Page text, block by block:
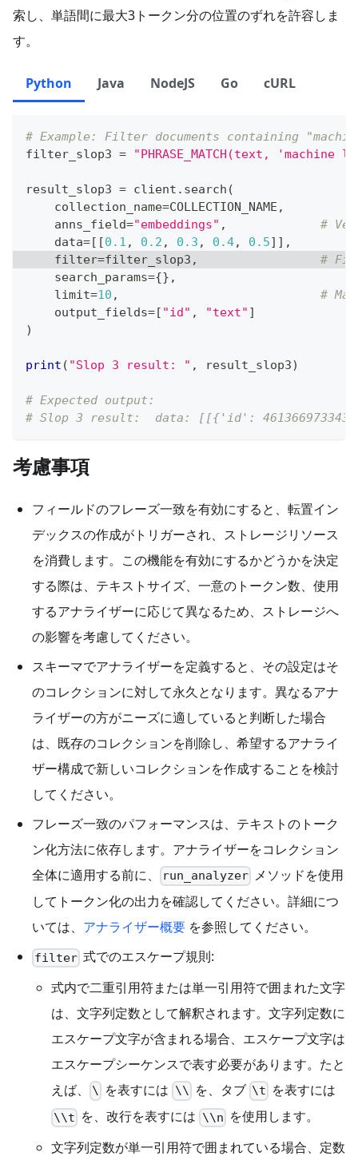
索し、単語間に最大3トークン分の位置のずれを許容しま
す。
Python Java NodeJS Go cURL
# Example: Filter documents containing
filter_slop3 = "PHRASE_MATCH(text,
result_slop3 = client . search (
    collection_name
=COLLECTION_NAME ,
    anns_field
="embeddings" ,
#
    data
=[ [0.1 , 0.2 , 0.3 , 0.4, 0.5] ] ,
filter=filter_slop3 ,
#
    search_params
={} ,
    limit
=10 ,
#
    output_fields
=[ "id" , "text" ]
)
print ( "Slop 3 result: " , result_slop3)
# Expected output:
# Slop 3 result:  data: [[{'id':
考慮事項
フィールドのフレーズ一致を有効にすると、転置イン
デックスの作成がトリガーされ、ストレージリソース
を消費します。この機能を有効にするかどうかを決定
する際は、テキストサイズ、一意のトークン数、使用
するアナライザーに応じて異なるため、ストレージへ
の影響を考慮してください。
スキーマでアナライザーを定義すると、その設定はそ
のコレクションに対して永久となります。異なるアナ
ライザーの方がニーズに適していると判断した場合
は、既存のコレクションを削除し、希望するアナライ
ザー構成で新しいコレクションを作成することを検討
してください。
フレーズ一致のパフォーマンスは、テキストのトーク
ン化方法に依存します。アナライザーをコレクション
全体に適用する前に、
run_analyzer メソッドを使用
してトークン化の出力を確認してください。詳細につ
いては、 アナライザー概要 を参照してください。
filter 式でのエスケープ規則:
式内で二重引用符または単一引用符で囲まれた文字
は、文字列定数として解釈されます。文字列定数に
エスケープ文字が含まれる場合、エスケープ文字は
エスケープシーケンスで表す必要があります。たと
えば、
\ を表すには \\ を、タブ \t を表すには
\\t を、改行を表すには \\n を使用します。
文字列定数が単一引用符で囲まれている場合、定数